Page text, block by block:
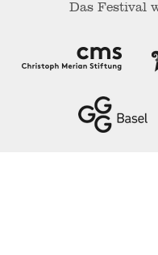
Das Festival